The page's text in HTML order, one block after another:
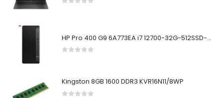
HP Pro 400 G9 6A773EA i7 12700-32G-512SSD-W11Pro
Kingston 8GB 1600 DDR3 KVR16N11/8WP